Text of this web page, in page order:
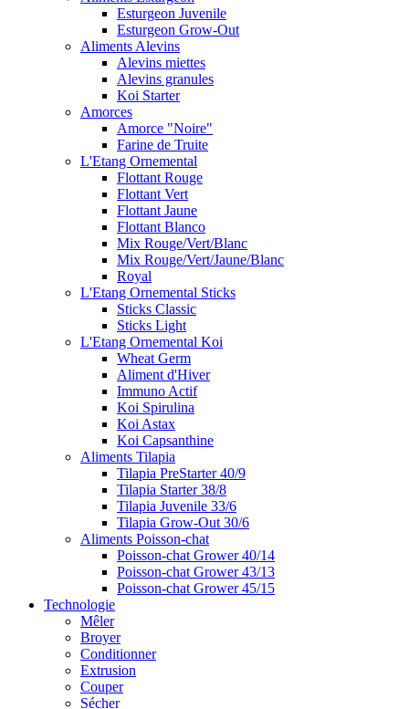
Esturgeon Juvenile
Esturgeon Grow-Out
Aliments Alevins
Alevins miettes
Alevins granules
Koi Starter
Amorces
Amorce "Noire"
Farine de Truite
L'Etang Ornemental
Flottant Rouge
Flottant Vert
Flottant Jaune
Flottant Blanco
Mix Rouge/Vert/Blanc
Mix Rouge/Vert/Jaune/Blanc
Royal
L'Etang Ornemental Sticks
Sticks Classic
Sticks Light
L'Etang Ornemental Koi
Wheat Germ
Aliment d'Hiver
Immuno Actif
Koi Spirulina
Koi Astax
Koi Capsanthine
Aliments Tilapia
Tilapia PreStarter 40/9
Tilapia Starter 38/8
Tilapia Juvenile 33/6
Tilapia Grow-Out 30/6
Aliments Poisson-chat
Poisson-chat Grower 40/14
Poisson-chat Grower 43/13
Poisson-chat Grower 45/15
Technologie
Mêler
Broyer
Conditionner
Extrusion
Couper
Sécher